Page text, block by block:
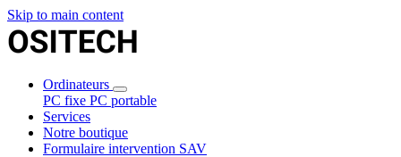
Skip to main content
Ordinateurs
PC fixe PC portable
Services
Notre boutique
Formulaire intervention SAV